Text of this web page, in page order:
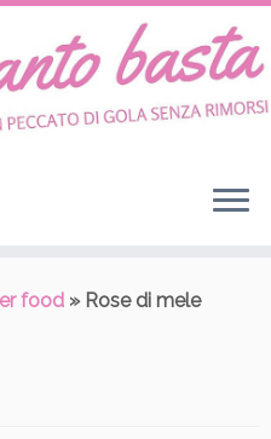
food » Rose di mele